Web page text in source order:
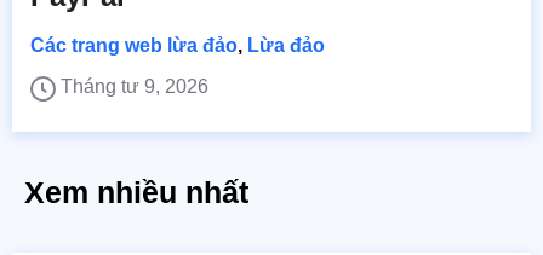
Các trang web lừa đảo, Lừa đảo
Tháng tư 9, 2026
Xem nhiều nhất